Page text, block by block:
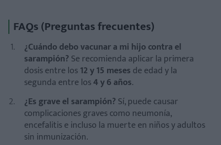
FAQs (Preguntas frecuentes)
¿Cuándo debo vacunar a mi hijo contra el
sarampión? Se recomienda aplicar la primera
dosis entre los12 y 15 meses de edad y la
segunda entre los4 y 6 años.
¿Es grave el sarampión? Sí, puede causar
complicaciones graves como neumonía,
encefalitis e incluso la muerte en niños y adultos
sin inmunización.